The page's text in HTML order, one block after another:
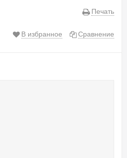
Печать
В избранное Сравнение